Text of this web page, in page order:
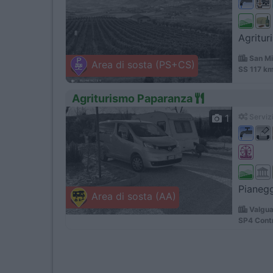
Area di sosta (PS+CS)
San
SS 117
Agriturismo Paparanza
Area di sosta (AA)
1
SP4